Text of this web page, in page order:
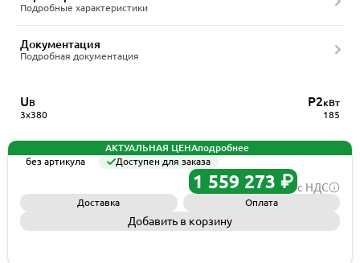
Подробные характеристики
Документация
Подробная документация
UВ
3x380
P2кВт
185
АКТУАЛЬНАЯ ЦЕНАподробнее
без артикула
Доступен для заказа
1 559 273 ₽ с НДС
Доставка Оплата
Добавить в корзину